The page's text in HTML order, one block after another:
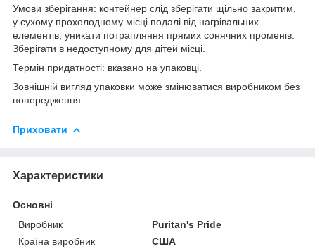
Умови зберігання: контейнер слід зберігати щільно закритим,
у сухому прохолодному місці подалі від нагрівальних
елементів, уникати потрапляння прямих сонячних променів.
Зберігати в недоступному для дітей місці.
Термін придатності: вказано на упаковці.
Зовнішній вигляд упаковки може змінюватися виробником без
попередження.
Приховати
Характеристики
Основні
Виробник
Puritan's Pride
Країна виробник
США